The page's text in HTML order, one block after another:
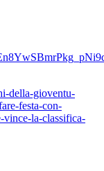
della-gioventu-
festa-con-
vince-la-classifica-